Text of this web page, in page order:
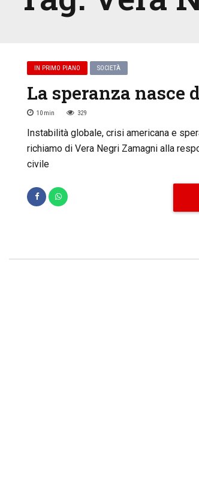
IN PRIMO PIANO SOCIETÀ
La speranza nasce
10 min 329
Instabilità globale, crisi americana e
richiamo di Vera Negri Zamagni alla
civile